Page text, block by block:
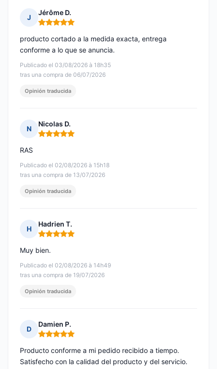
J
Jérôme D.
Nota: 5 de 5
Publicado el 03/08/2026 à 18h35
tras una compra de 06/07/2026
producto cortado a la medida exacta, entrega
conforme a lo que se anuncia.
Opinión traducida
N
Nicolas D.
Nota: 5 de 5
Publicado el 02/08/2026 à 15h18
tras una compra de 13/07/2026
RAS
Opinión traducida
H
Hadrien T.
Nota: 5 de 5
Publicado el 02/08/2026 à 14h49
tras una compra de 19/07/2026
Muy bien.
Opinión traducida
D
Damien P.
Nota: 5 de 5
Producto conforme a mi pedido recibido a tiempo.
Satisfecho con la calidad del producto y del servicio.